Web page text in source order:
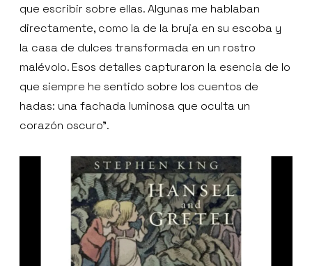
que escribir sobre ellas. Algunas me hablaban
directamente, como la de la bruja en su escoba y
la casa de dulces transformada en un rostro
malévolo. Esos detalles capturaron la esencia de lo
que siempre he sentido sobre los cuentos de
hadas: una fachada luminosa que oculta un
corazón oscuro”.